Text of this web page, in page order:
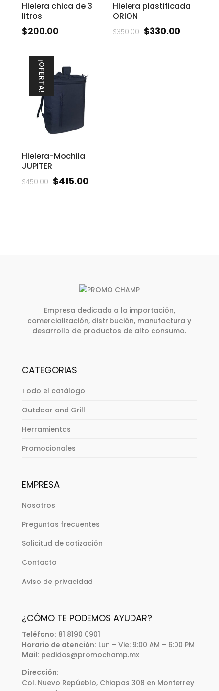
Hielera chica de 3
litros
$200.00
Hielera plastificada
ORION
$350.00 $330.00
¡OFERTA!
Hielera-Mochila
JUPITER
$450.00 $415.00
Empresa dedicada a la importación,
comercialización, distribución, manufactura y
desarrollo de productos de alto consumo.
CATEGORIAS
Todo el catálogo
Outdoor and Grill
Herramientas
Promocionales
EMPRESA
Nosotros
Preguntas frecuentes
Solicitud de cotización
Contacto
Aviso de privacidad
¿CÓMO TE PODEMOS AYUDAR?
Teléfono: 81 8190 0901
Horario de atención: Lun – Vie: 9:00 AM – 6:00 PM
Mail: pedidos@promochamp.mx
Dirección:
Col. Nuevo Repúeblo, Chiapas 308 en Monterrey